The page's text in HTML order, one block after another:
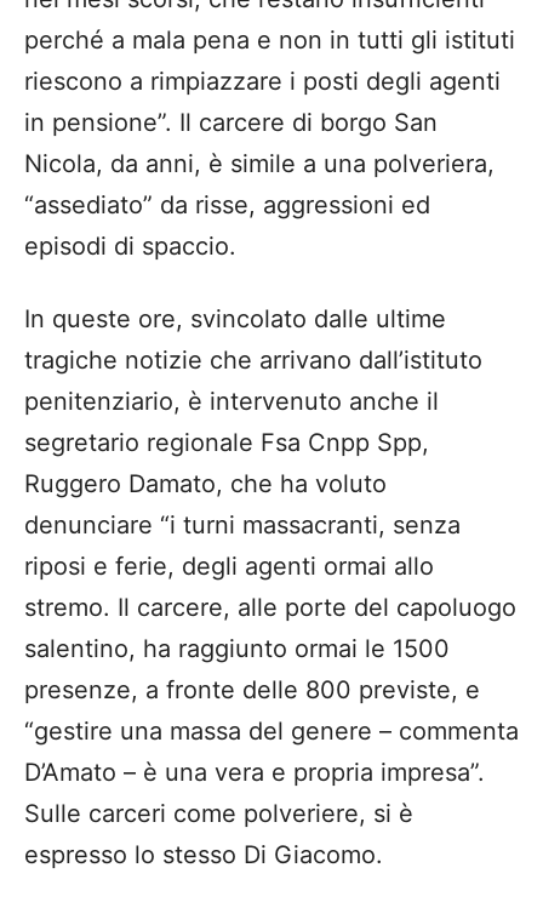
perché a mala pena e non in tutti gli istituti
riescono a rimpiazzare i posti degli agenti
in pensione”. Il carcere di borgo San
Nicola, da anni, è simile a una polveriera,
“assediato” da risse, aggressioni ed
episodi di spaccio.
In queste ore, svincolato dalle ultime
tragiche notizie che arrivano dall’istituto
penitenziario, è intervenuto anche il
segretario regionale Fsa Cnpp Spp,
Ruggero Damato, che ha voluto
denunciare “i turni massacranti, senza
riposi e ferie, degli agenti ormai allo
stremo. Il carcere, alle porte del capoluogo
salentino, ha raggiunto ormai le 1500
presenze, a fronte delle 800 previste, e
“gestire una massa del genere – commenta
D’Amato – è una vera e propria impresa”.
Sulle carceri come polveriere, si è
espresso lo stesso Di Giacomo.